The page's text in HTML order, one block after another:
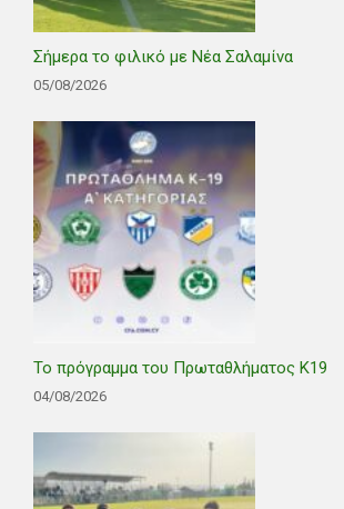
Σήμερα το φιλικό με Νέα Σαλαμίνα
05/08/2026
Το πρόγραμμα του Πρωταθλήματος Κ19
04/08/2026